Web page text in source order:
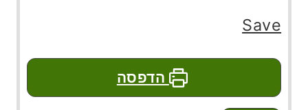
Save
הדפסה